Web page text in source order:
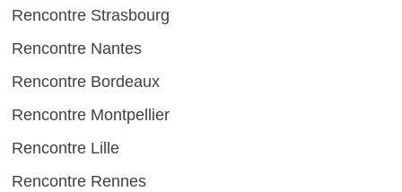
Rencontre Strasbourg
Rencontre Nantes
Rencontre Bordeaux
Rencontre Montpellier
Rencontre Lille
Rencontre Rennes